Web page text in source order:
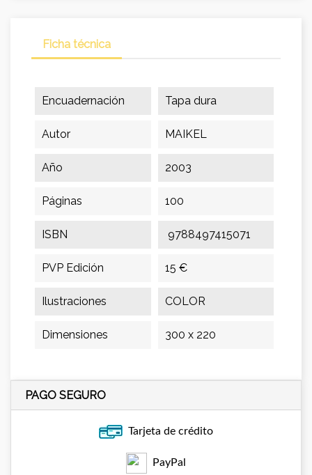
Ficha técnica
Encuadernación Tapa dura
Autor MAIKEL
Año 2003
Páginas 100
ISBN 9788497415071
PVP Edición 15 €
Ilustraciones COLOR
Dimensiones 300 x 220
PAGO SEGURO
Tarjeta de crédito
PayPal